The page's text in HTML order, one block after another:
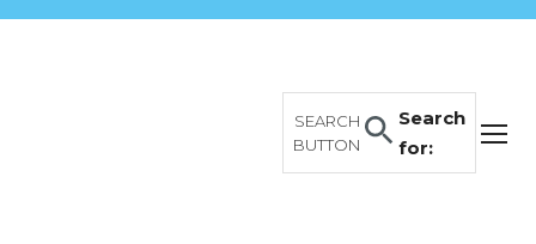
Search
for:
SEARCH
BUTTON